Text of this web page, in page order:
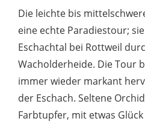
Die leichte bis
eine echte Paradiestour;
Eschachtal bei Rottweil
Wacholderheide. Die Tour
immer wieder markant
der Eschach. Seltene
Farbtupfer, mit etwas